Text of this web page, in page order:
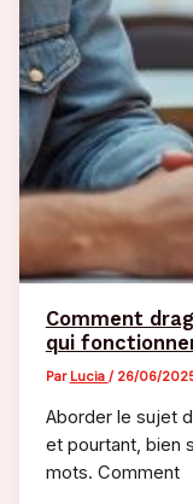
Comment
qui
Par Lucia / 26/06/
Aborder le sujet
et pourtant, bien
mots. Comment